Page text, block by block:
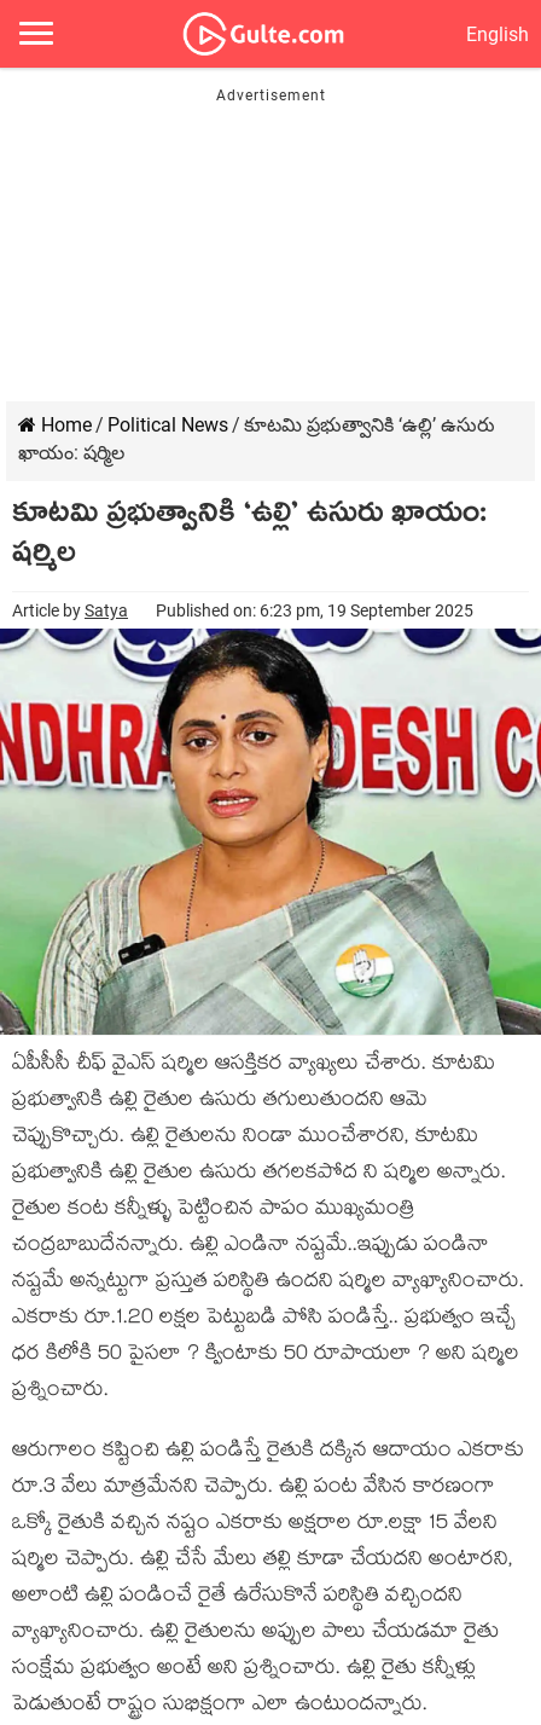
English
Home/ Political News/ కూట‌మి ప్ర‌భుత్వానికి ‘ఉల్లి’ ఉసురు
ఖాయం: ష‌ర్మిల‌
కూట‌మి ప్ర‌భుత్వానికి ‘ఉల్లి’ ఉసురు ఖాయం:
ష‌ర్మిల‌
Article bySatya Published on: 6:23 pm, 19 September 2025
ఏపీసీసీ చీఫ్ వైఎస్ ష‌ర్మిల ఆస‌క్తిక‌ర వ్యాఖ్య‌లు చేశారు. కూట‌మి
ప్ర‌భుత్వానికి ఉల్లి రైతుల ఉసురు త‌గులుతుంద‌ని ఆమె
చెప్పుకొచ్చారు. ఉల్లి రైతులను నిండా ముంచేశారని, కూటమి
ప్రభుత్వానికి ఉల్లి రైతుల ఉసురు తగలకపోద ని ష‌ర్మిల అన్నారు.
రైతుల కంట కన్నీళ్ళు పెట్టించిన పాపం ముఖ్యమంత్రి
చంద్రబాబుదేన‌న్నారు. ఉల్లి ఎండినా నష్టమే..ఇప్పుడు పండినా
నష్టమే అన్న‌ట్టుగా ప్ర‌స్తుత ప‌రిస్థితి ఉంద‌ని ష‌ర్మిల వ్యాఖ్యానించారు.
ఎకరాకు రూ.1.20 లక్షల పెట్టుబడి పోసి పండిస్తే.. ప్ర‌భుత్వం ఇచ్చే
ధర కిలోకి 50 పైసలా ? క్వింటాకు 50 రూపాయలా ? అని ష‌ర్మిల
ప్ర‌శ్నించారు.
ఆరుగాలం కష్టించి ఉల్లి పండిస్తే రైతుకి దక్కిన ఆదాయం ఎకరాకు
రూ.3 వేలు మాత్రమేనని చెప్పారు. ఉల్లి పంట వేసిన కారణంగా
ఒక్కో రైతుకి వచ్చిన నష్టం ఎకరాకు అక్షరాల రూ.లక్షా 15 వేలని
ష‌ర్మిల చెప్పారు. ఉల్లి చేసే మేలు తల్లి కూడా చేయదని అంటార‌ని,
అలాంటి ఉల్లి పండించే రైతే ఉరేసుకొనే పరిస్థితి వచ్చింద‌ని
వ్యాఖ్యానించారు. ఉల్లి రైతులను అప్పుల పాలు చేయడమా రైతు
సంక్షేమ ప్రభుత్వం అంటే అని ప్ర‌శ్నించారు. ఉల్లి రైతు కన్నీళ్లు
పెడుతుంటే రాష్ట్రం సుభిక్షంగా ఎలా ఉంటుందన్నారు.